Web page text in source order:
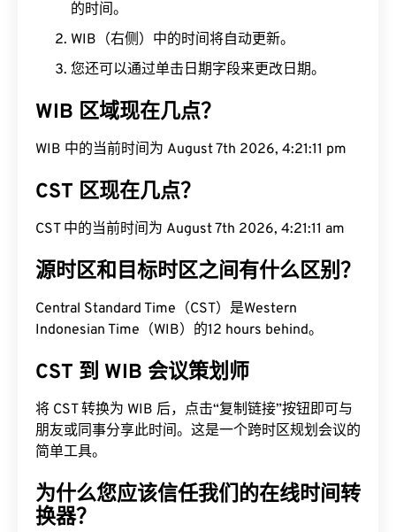
的时间。
WIB（右侧）中的时间将自动更新。
您还可以通过单击日期字段来更改日期。
WIB 区域现在几点？
WIB 中的当前时间为 August 7th 2026, 4:21:12 pm
CST 区现在几点？
CST 中的当前时间为 August 7th 2026, 4:21:12 am
源时区和目标时区之间有什么区别？
Central Standard Time（CST）是Western
Indonesian Time（WIB）的12 hours behind。
CST 到 WIB 会议策划师
将 CST 转换为 WIB 后，点击“复制链接”按钮即可与
朋友或同事分享此时间。这是一个跨时区规划会议的
简单工具。
为什么您应该信任我们的在线时间转
换器？